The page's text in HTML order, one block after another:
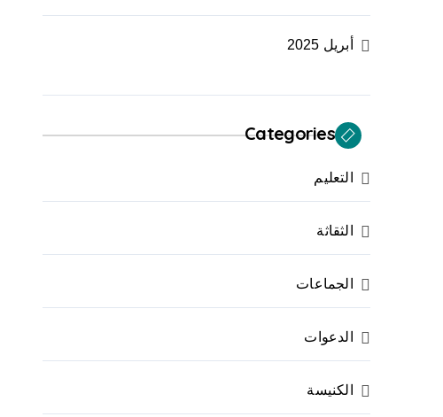
أبريل 2025
Categories
التعليم
الثقاثة
الجماعات
الدعوات
الكنيسة